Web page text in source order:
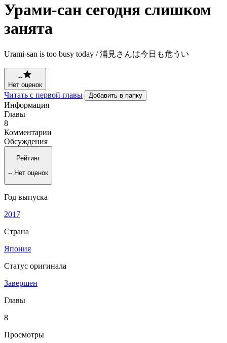
Урами-сан сегодня слишком
занята
Urami-san is too busy today / 浦見さんは今日も危うい
--
Нет оценок
Читать с первой главы Добавить в папку
Информация
Главы
8
Комментарии
Обсуждения
Рейтинг
-- Нет оценок
Год выпуска
2017
Страна
Япония
Статус оригинала
Завершен
Главы
8
Просмотры